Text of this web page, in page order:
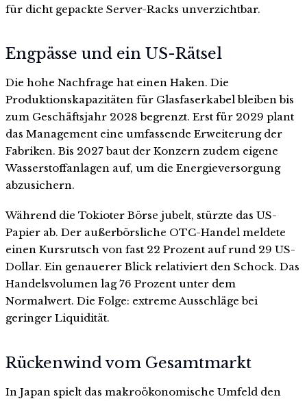
für dicht gepackte Server-Racks unverzichtbar.
Engpässe und ein US-Rätsel
Die hohe Nachfrage hat einen Haken. Die
Produktionskapazitäten für Glasfaserkabel bleiben bis
zum Geschäftsjahr 2028 begrenzt. Erst für 2029 plant
das Management eine umfassende Erweiterung der
Fabriken. Bis 2027 baut der Konzern zudem eigene
Wasserstoffanlagen auf, um die Energieversorgung
abzusichern.
Während die Tokioter Börse jubelt, stürzte das US-
Papier ab. Der außerbörsliche OTC-Handel meldete
einen Kursrutsch von fast 22 Prozent auf rund 29 US-
Dollar. Ein genauerer Blick relativiert den Schock. Das
Handelsvolumen lag 76 Prozent unter dem
Normalwert. Die Folge: extreme Ausschläge bei
geringer Liquidität.
Rückenwind vom Gesamtmarkt
In Japan spielt das makroökonomische Umfeld den